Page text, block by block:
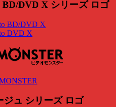
BD/DVD X
DVD X